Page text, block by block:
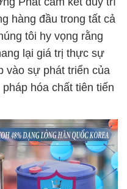
hàng đầu trong tất cả
tôi hy vọng rằng
lại giá trị thực sự
vào sự phát triển của
hóa chất tiên tiến